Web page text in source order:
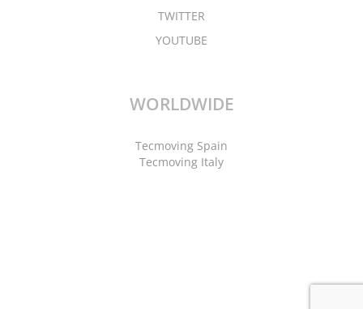
TWITTER
YOUTUBE
WORLDWIDE
Tecmoving Spain
Tecmoving Italy